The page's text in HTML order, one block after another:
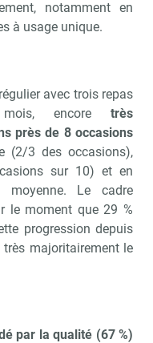
notamment en
à usage unique.
avec trois repas
encore très
près de 8 occasions
(2/3 des occasions),
sur 10) et en
Le cadre
le moment que 29 %
progression depuis
majoritairement le
par la qualité (67 %)